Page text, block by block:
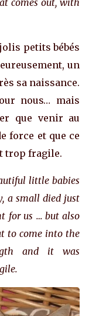
petits bébés
un
sa naissance.
nous… mais
que venir au
force et que ce
trop fragile.
little babies
a small died just
for us … but also
to come into the
and it was